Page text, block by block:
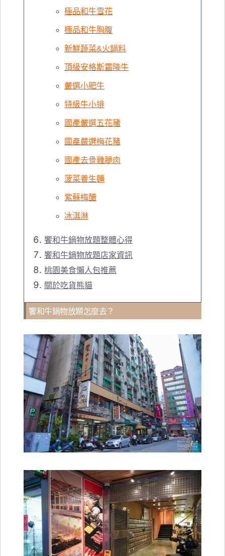
極品和牛雪花
極品和牛胸腹
新鮮蔬菜&火鍋料
頂級安格斯霜降牛
嚴選小肥牛
特級牛小排
國產嚴選五花豬
國產嚴選梅花豬
國產去骨雞腿肉
菠菜養生麵
紫蘇梅醋
冰淇淋
饗和牛鍋物放題整體心得
饗和牛鍋物放題店家資訊
桃園美食懶人包推薦
關於吃貨熊貓
饗和牛鍋物放題怎麼去？